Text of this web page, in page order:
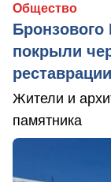
Общество
Бронзового
покрыли
реставрации
Жители и
памятника